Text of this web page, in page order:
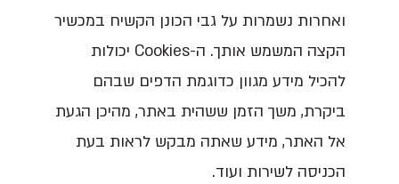
ואחרות נשמרות על גבי הכונן הקשיח במכשיר
הקצה המשמש אותך. ה-Cookies יכולות
להכיל מידע מגוון כדוגמת הדפים שבהם
ביקרת, משך הזמן ששהית באתר, מהיכן הגעת
אל האתר, מידע שאתה מבקש לראות בעת
הכניסה לשירות ועוד.